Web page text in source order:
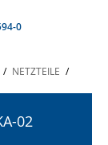
0
/ NETZTEILE /
02